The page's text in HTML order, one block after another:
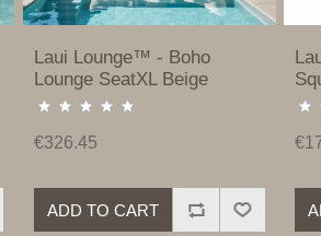
Laui Lounge™ - Boho
Lounge SeatXL Beige
€326.45
ADD TO CART